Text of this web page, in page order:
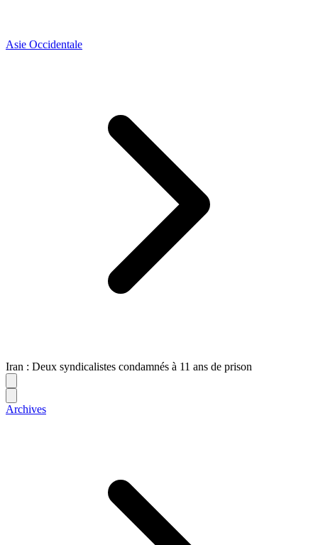
Asie Occidentale
Iran : Deux syndicalistes condamnés à 11 ans de prison
Archives